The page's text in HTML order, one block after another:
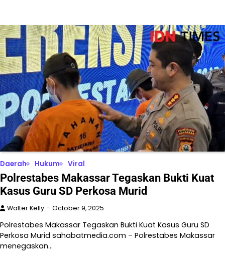
Daerah Hukum Viral
Polrestabes Makassar Tegaskan Bukti Kuat
Kasus Guru SD Perkosa Murid
Walter Kelly October 9, 2025
Polrestabes Makassar Tegaskan Bukti Kuat Kasus Guru SD
Perkosa Murid sahabatmedia.com – Polrestabes Makassar
menegaskan…